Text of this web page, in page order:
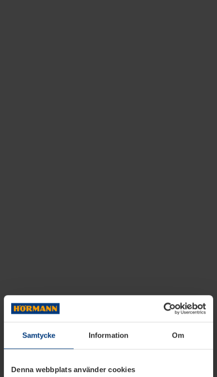
Samtycke Information Om
Denna webbplats använder cookies